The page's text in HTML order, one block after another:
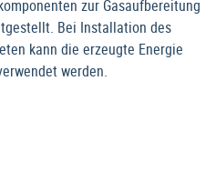
zur Gasaufbereitung
Bei Installation des
kann die erzeugte Energie
werden.